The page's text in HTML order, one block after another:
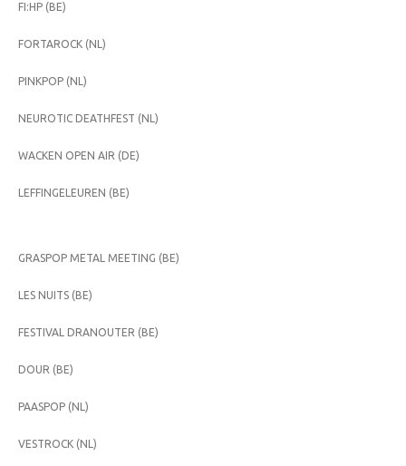
FI:HP (BE)
FORTAROCK (NL)
PINKPOP (NL)
NEUROTIC DEATHFEST (NL)
WACKEN OPEN AIR (DE)
LEFFINGELEUREN (BE)
GRASPOP METAL MEETING (BE)
LES NUITS (BE)
FESTIVAL DRANOUTER (BE)
DOUR (BE)
PAASPOP (NL)
VESTROCK (NL)